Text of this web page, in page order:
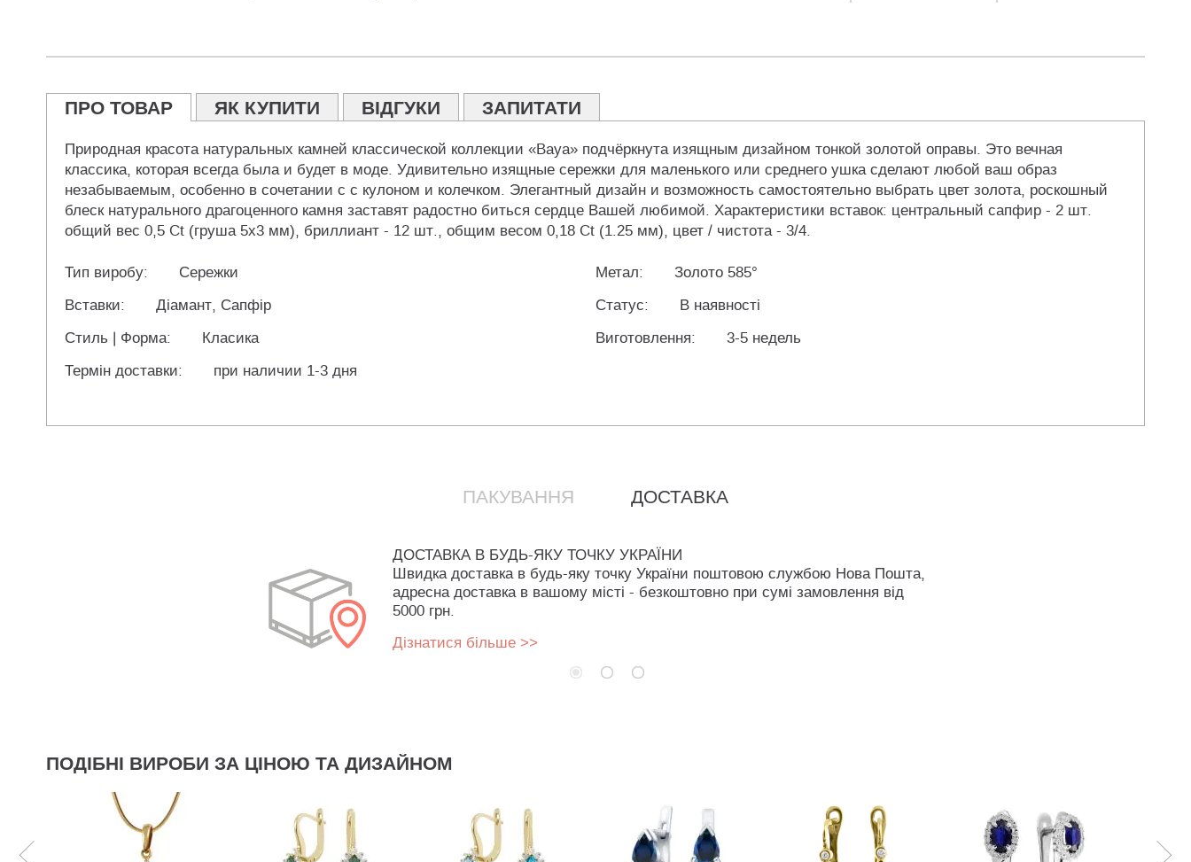
ПРО ТОВАР ЯК КУПИТИ ВІДГУКИ ЗАПИТАТИ
Природная красота натуральных камней классической коллекции «Baya» подчёркнута изящным дизайном тонкой золотой оправы. Это вечная
классика, которая всегда была и будет в моде. Удивительно изящные сережки для маленького или среднего ушка сделают любой ваш образ
незабываемым, особенно в сочетании с с кулоном и колечком. Элегантный дизайн и возможность самостоятельно выбрать цвет золота, роскошный
блеск натурального драгоценного камня заставят радостно биться сердце Вашей любимой. Характеристики вставок: центральный сапфир - 2 шт.
общий вес 0,5 Ct (груша 5х3 мм), бриллиант - 12 шт., общим весом 0,18 Ct (1.25 мм), цвет / чистота - 3/4.
Тип виробу: Сережки Метал:
Золото 585°
Вставки:
Діамант, Сапфір Статус:
В наявності
Стиль | Форма:
Класика Виготовлення:
3-5 недель
Термін доставки:
при наличии 1-3 дня
ПАКУВАННЯ ДОСТАВКА
ДОСТАВКА В БУДЬ-ЯКУ ТОЧКУ УКРАЇНИ
Швидка доставка в будь-яку точку України поштовою службою Нова Пошта,
адресна доставка в вашому місті - безкоштовно при сумі замовлення від
5000 грн.
Дізнатися більше >>
ПОДІБНІ ВИРОБИ ЗА ЦІНОЮ ТА ДИЗАЙНОМ